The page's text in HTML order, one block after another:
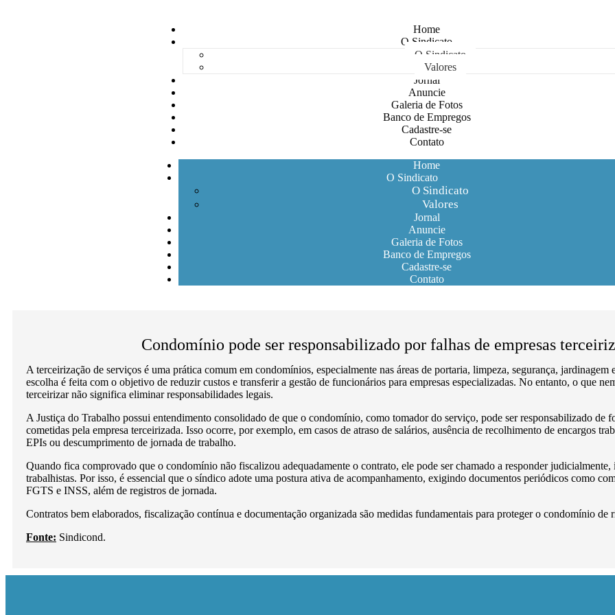
Home
O Sindicato
O Sindicato
Valores
Jornal
Anuncie
Galeria de Fotos
Banco de Empregos
Cadastre-se
Contato
Home
O Sindicato
O Sindicato
Valores
Jornal
Anuncie
Galeria de Fotos
Banco de Empregos
Cadastre-se
Contato
Condomínio pode ser responsabilizado por falhas de empresas
A terceirização de serviços é uma prática comum em condomínios, especialmente nas áreas de portaria, limpeza, segurança, jardinagem
escolha é feita com o objetivo de reduzir custos e transferir a gestão de funcionários para empresas especializadas. No entanto, o que
terceirizar não significa eliminar responsabilidades legais.
A Justiça do Trabalho possui entendimento consolidado de que o condomínio, como tomador do serviço, pode ser responsabilizado de
cometidas pela empresa terceirizada. Isso ocorre, por exemplo, em casos de atraso de salários, ausência de recolhimento de encargos
EPIs ou descumprimento de jornada de trabalho.
Quando fica comprovado que o condomínio não fiscalizou adequadamente o contrato, ele pode ser chamado a responder
trabalhistas. Por isso, é essencial que o síndico adote uma postura ativa de acompanhamento, exigindo documentos periódicos como
FGTS e INSS, além de registros de jornada.
Contratos bem elaborados, fiscalização contínua e documentação organizada são medidas fundamentais para proteger o condomínio de
Fonte: Sindicond.